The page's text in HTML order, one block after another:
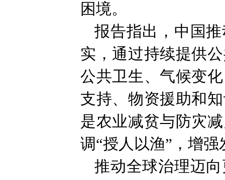
困境。
报告指出，中国
实，通过持续提供
公共卫生、气候变
支持、物资援助和
是农业减贫与防灾
调“授人以渔”，增
推动全球治理迈